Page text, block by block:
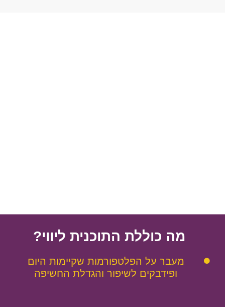
מה כוללת התוכנית ליווי?
מעבר על הפלטפורמות שקיימות היום
ופידבקים לשיפור והגדלת החשיפה